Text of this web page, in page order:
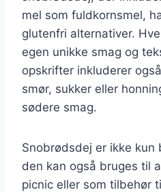
mel som fuldkornsmel,
glutenfri alternativer.
egen unikke smag og
opskrifter inkluderer
smør, sukker eller
sødere smag.
Snobrødsdej er ikke
den kan også bruges til
picnic eller som tilbehør